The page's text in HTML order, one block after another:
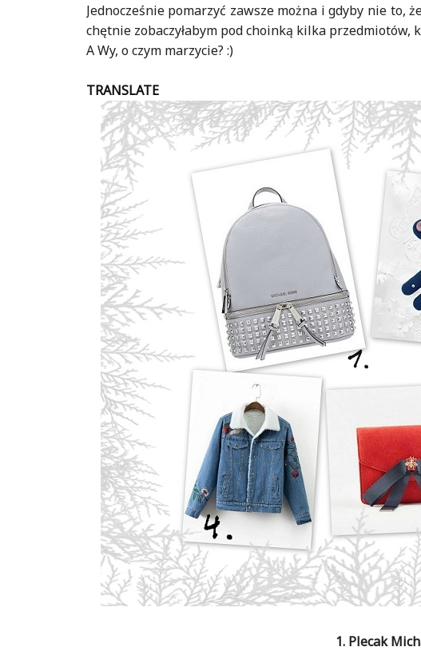
Jednocześnie pomarzyć zawsze można i gdyby nie to,
chętnie zobaczyłabym pod choinką kilka przedmiotów,
A Wy, o czym marzycie? :)
TRANSLATE
1. Plecak